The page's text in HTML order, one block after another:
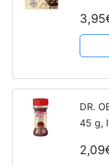
Zip
DR.
45 g,